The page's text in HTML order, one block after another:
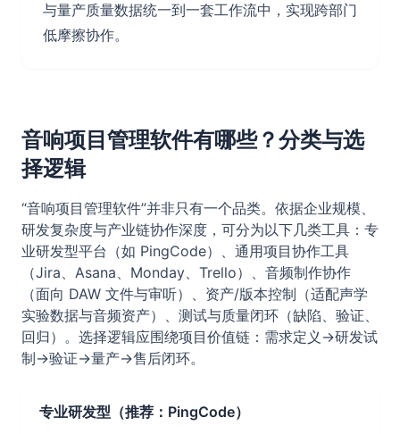
与量产质量数据统一到一套工作流中，实现跨部门
低摩擦协作。
音响项目管理软件有哪些？分类与选
择逻辑
“音响项目管理软件”并非只有一个品类。依据企业规模、
研发复杂度与产业链协作深度，可分为以下几类工具：专
业研发型平台（如 PingCode）、通用项目协作工具
（Jira、Asana、Monday、Trello）、音频制作协作
（面向 DAW 文件与审听）、资产/版本控制（适配声学
实验数据与音频资产）、测试与质量闭环（缺陷、验证、
回归）。选择逻辑应围绕项目价值链：需求定义→研发试
制→验证→量产→售后闭环。
专业研发型（推荐：PingCode）